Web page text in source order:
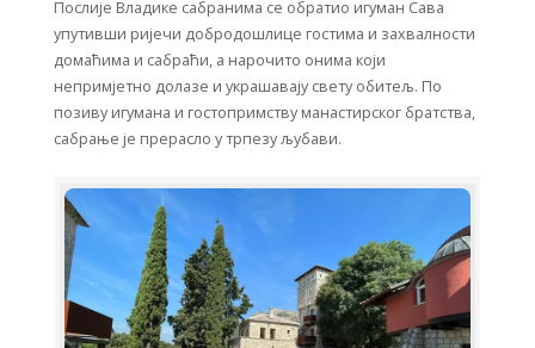
Послије Владике сабранима се обратио игуман Сава
упутивши ријечи добродошлице гостима и захвалности
домаћима и сабраћи, а нарочито онима који
непримјетно долазе и украшавају свету обитељ. По
позиву игумана и гостопримству манастирског братства,
сабрање је прерасло у трпезу љубави.